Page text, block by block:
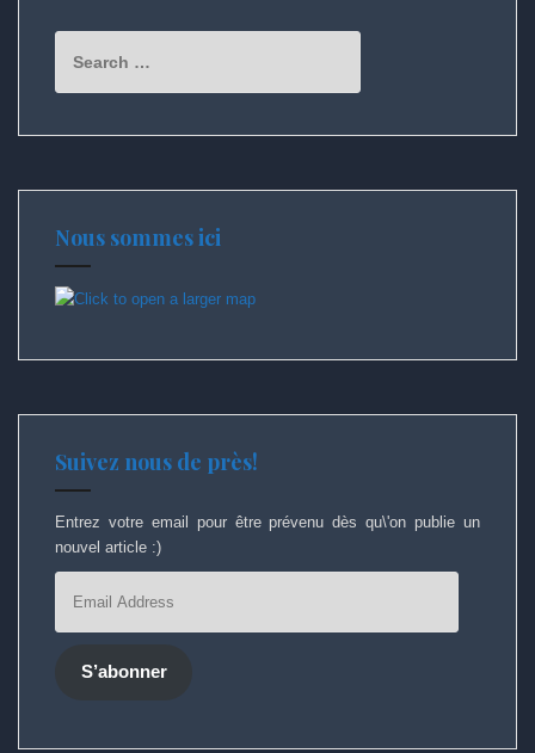
for:
Nous sommes ici
Suivez nous de près!
Entrez votre email pour être prévenu dès qu\'on publie un
nouvel article :)
Address
S’abonner